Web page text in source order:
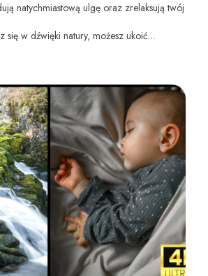
natychmiastową ulgę oraz zrelaksują twój
się w dźwięki natury, możesz ukoić